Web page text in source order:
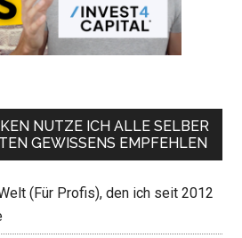
NUTZE ICH ALLE SELBER
GEWISSENS EMPFEHLEN
(Für Profis), den ich seit 2012